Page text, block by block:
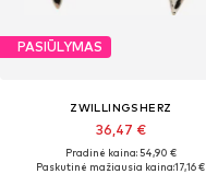
PASIŪLYMAS
ZWILLINGSHERZ
36,47 €
Pradinė kaina: 54,90 €
Paskutinė mažiausia kaina:17,16 €